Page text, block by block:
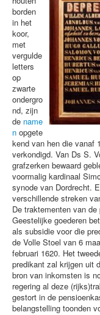
borden
in het
koor,
met
vergulde
letters
op
zwarte
ondergro
nd, zijn
de name
n opgete
kend van hen die vanaf
verkondigd. Van Ds S.
grafzerken bewaard
voormalig kardinaal
synode van Dordrecht.
verschillende streken
De traktementen van
Geestelijke goederen
als subsidie voor die
de Volle Stoel van 6
februari 1620. Het
predikant zal krijgen uit
bron van inkomsten is
regering al deze
gestort in de
belangstelling toonden